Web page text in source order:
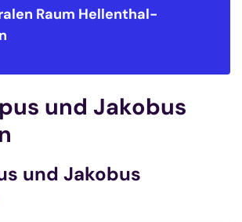
im Pastoralen Raum
und Jakobus
und Jakobus